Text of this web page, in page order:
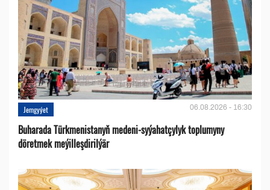
Jemgyýet 06.08.2026 - 16:30
Buharada Türkmenistanyň medeni-syýahatçylyk toplumyny
döretmek meýilleşdirilýär